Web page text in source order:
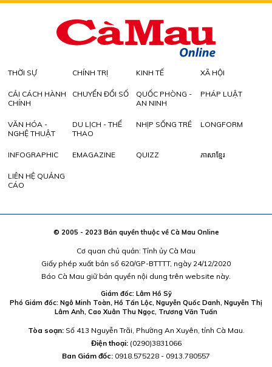
THỜI SỰ CHÍNH TRỊ KINH TẾ XÃ HỘI
CẢI CÁCH HÀNH
CHÍNH
CHUYỂN ĐỔI SỐ
QUỐC PHÒNG -
AN NINH
PHÁP LUẬT
VĂN HÓA -
NGHỆ THUẬT
DU LỊCH - THỂ
THAO
NHỊP SỐNG TRẺ LONGFORM
INFOGRAPHIC EMAGAZINE QUIZZ ភាសាខ្មែរ
LIÊN HỆ QUẢNG
CÁO
© 2005 - 2023 Bản quyền thuộc về Cà Mau Online
Cơ quan chủ quản: Tỉnh ủy Cà Mau
Giấy phép xuất bản số 620/GP-BTTTT, ngày 24/12/2020
Báo Cà Mau giữ bản quyền nội dung trên website này.
Giám đốc: Lâm Hồ Sỹ
Phó Giám đốc: Ngô Minh Toàn, Hồ Tấn Lộc, Nguyễn Quốc Danh, Nguyễn Thị
Lâm Anh, Cao Xuân Thu Ngọc, Trương Văn Tuấn
Tòa soạn:Số 413 Nguyễn Trãi, Phường An Xuyên, tỉnh Cà Mau.
Điện thoại: (0290)3831066
Ban Giám đốc: 0918.575228 - 0913.780557